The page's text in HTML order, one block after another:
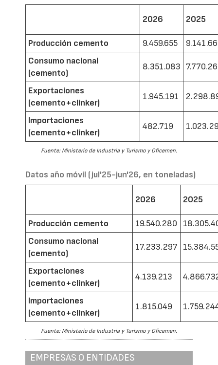
2026 2025
Producción cemento 9.459.655
Consumo nacional
(cemento)
8.351.083
Exportaciones
(cemento+clínker)
1.945.191
Importaciones
(cemento+clínker)
482.719
Fuente: Ministerio de Industria y Turismo y Oficemen.
Datos año móvil (jul'25-jun'26, en toneladas)
2026 2025
Producción cemento 19.540.280
Consumo nacional
(cemento)
17.233.297
Exportaciones
(cemento+clínker)
4.139.213
Importaciones
(cemento+clínker)
1.815.049
Fuente: Ministerio de Industria y Turismo y Oficemen.
EMPRESAS O ENTIDADES